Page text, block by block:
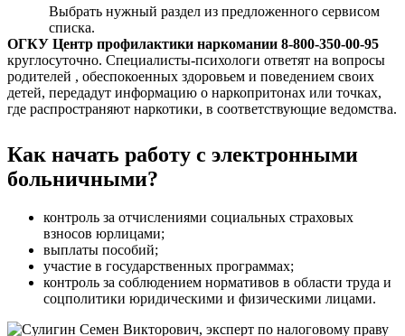
Выбрать нужный раздел из предложенного сервисом
списка.
ОГКУ Центр профилактики наркомании 8-800-350-00-95
круглосуточно. Специалисты-психологи ответят на вопросы
родителей , обеспокоенных здоровьем и поведением своих
детей, передадут информацию о наркопритонах или точках,
где распространяют наркотики, в соответствующие ведомства.
Как начать работу с электронными
больничными?
контроль за отчислениями социальных страховых
взносов юрлицами;
выплаты пособий;
участие в государственных программах;
контроль за соблюдением нормативов в области труда и
соцполитики юридическими и физическими лицами.